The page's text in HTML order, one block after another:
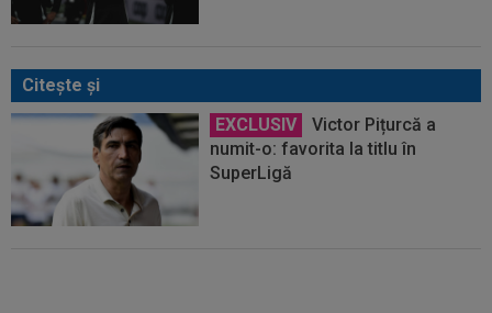
Citeşte şi
EXCLUSIV
Victor Pițurcă a
numit-o: favorita la titlu în
SuperLigă